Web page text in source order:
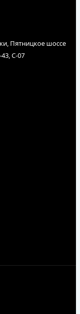
Пятницкое шоссе
С-07